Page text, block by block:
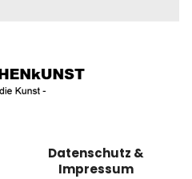
Datenschutz &
Impressum